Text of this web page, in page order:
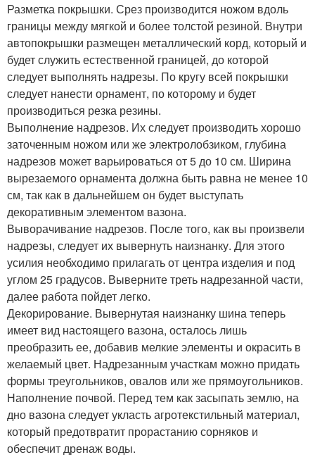
Разметка покрышки. Срез производится ножом вдоль
границы между мягкой и более толстой резиной. Внутри
автопокрышки размещен металлический корд, который и
будет служить естественной границей, до которой
следует выполнять надрезы. По кругу всей покрышки
следует нанести орнамент, по которому и будет
производиться резка резины.
Выполнение надрезов. Их следует производить хорошо
заточенным ножом или же электролобзиком, глубина
надрезов может варьироваться от 5 до 10 см. Ширина
вырезаемого орнамента должна быть равна не менее 10
см, так как в дальнейшем он будет выступать
декоративным элементом вазона.
Выворачивание надрезов. После того, как вы произвели
надрезы, следует их вывернуть наизнанку. Для этого
усилия необходимо прилагать от центра изделия и под
углом 25 градусов. Выверните треть надрезанной части,
далее работа пойдет легко.
Декорирование. Вывернутая наизнанку шина теперь
имеет вид настоящего вазона, осталось лишь
преобразить ее, добавив мелкие элементы и окрасить в
желаемый цвет. Надрезанным участкам можно придать
формы треугольников, овалов или же прямоугольников.
Наполнение почвой. Перед тем как засыпать землю, на
дно вазона следует укласть агротекстильный материал,
который предотвратит прорастанию сорняков и
обеспечит дренаж воды.